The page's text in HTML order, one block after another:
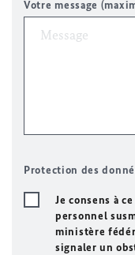
Votre message
Protection des
Je consens à
personnel
ministère
signaler un